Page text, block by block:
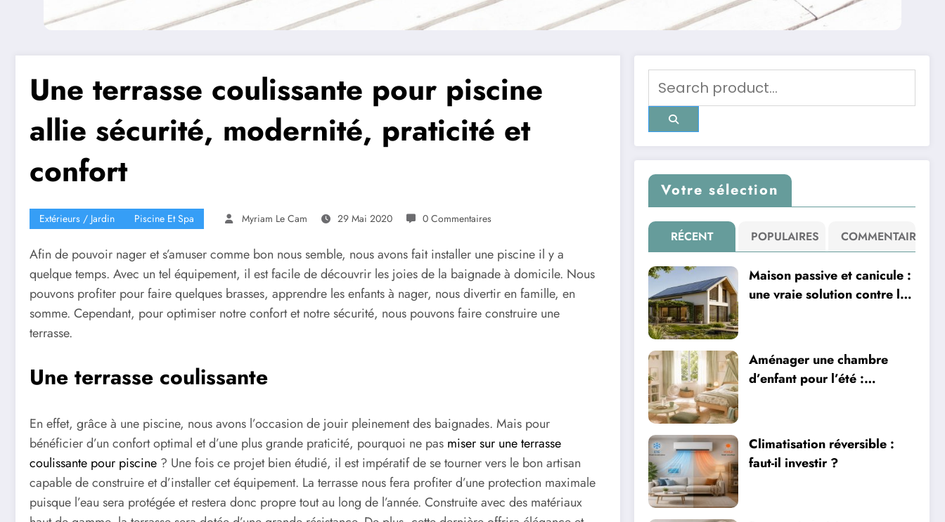
Une terrasse coulissante pour piscine
allie sécurité, modernité, praticité et
confort
Extérieurs / Jardin Piscine Et Spa Myriam Le Cam 29 Mai 2020 0 Commentaires
Afin de pouvoir nager et s’amuser comme bon nous semble, nous avons fait installer une piscine il y a
quelque temps. Avec un tel équipement, il est facile de découvrir les joies de la baignade à domicile. Nous
pouvons profiter pour faire quelques brasses, apprendre les enfants à nager, nous divertir en famille, en
somme. Cependant, pour optimiser notre confort et notre sécurité, nous pouvons faire construire une
terrasse.
Une terrasse coulissante
En effet, grâce à une piscine, nous avons l’occasion de jouir pleinement des baignades. Mais pour
bénéficier d’un confort optimal et d’une plus grande praticité, pourquoi ne pas miser sur une terrasse
coulissante pour piscine ? Une fois ce projet bien étudié, il est impératif de se tourner vers le bon artisan
capable de construire et d’installer cet équipement. La terrasse nous fera profiter d’une protection maximale
puisque l’eau sera protégée et restera donc propre tout au long de l’année. Construite avec des matériaux
Votre sélection
RÉCENT POPULAIRES COMMENTAIRE
Maison passive et canicule :
une vraie solution contre la
Aménager une chambre
d’enfant pour l’été :
Climatisation réversible :
faut-il investir ?